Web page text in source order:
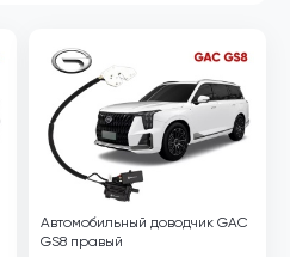
Автомобильный доводчик GAC
GS8 правый